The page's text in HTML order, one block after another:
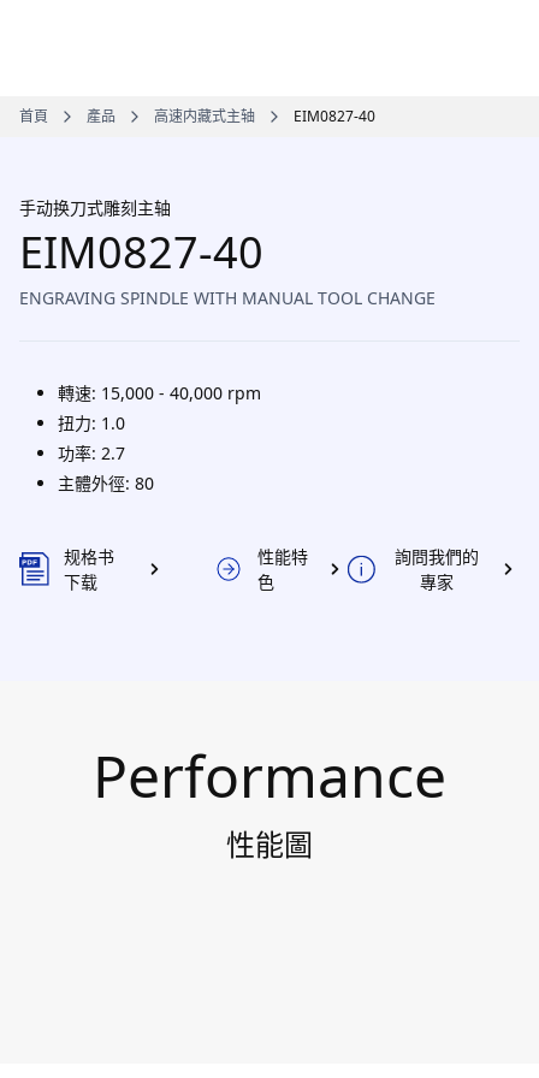
首頁 產品 高速内藏式主轴 EIM0827-40
手动换刀式雕刻主轴
EIM0827-40
ENGRAVING SPINDLE WITH MANUAL TOOL CHANGE
轉速: 15,000 - 40,000 rpm
扭力: 1.0
功率: 2.7
主體外徑: 80
规格书
下载
性能特
色
詢問我們的
專家
Performance
性能圖